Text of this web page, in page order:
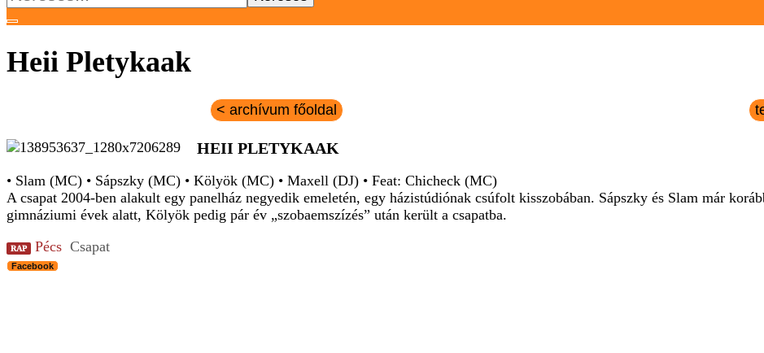
Heii Pletykaak
< archívum főoldal
HEII PLETYKAAK
• Slam (MC) • Sápszky (MC) • Kölyök (MC) • Maxell (DJ) • Feat: Chicheck (MC)
A csapat 2004-ben alakult egy panelház negyedik emeletén, egy házistúdiónak csúfolt kisszobában. Sápszky és Slam már
gimnáziumi évek alatt, Kölyök pedig pár év „szobaemszízés” után került a csapatba.
RAP Pécs Csapat
Facebook